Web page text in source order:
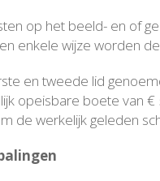
op het beeld- en of
enkele wijze worden
en tweede lid
opeisbare boete van
de werkelijk geleden